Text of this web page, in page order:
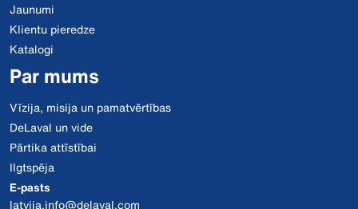
Jaunumi
Klientu pieredze
Katalogi
Par mums
Vīzija, misija un pamatvērtības
DeLaval un vide
Pārtika attīstībai
Ilgtspēja
E-pasts
latvija.info@delaval.com